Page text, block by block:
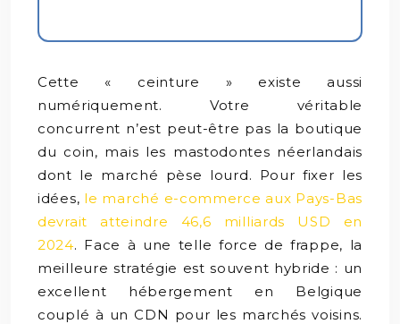
Cette « ceinture » existe aussi
numériquement. Votre véritable
concurrent n’est peut-être pas la boutique
du coin, mais les mastodontes néerlandais
dont le marché pèse lourd. Pour fixer les
idées, le marché e-commerce aux Pays-Bas
devrait atteindre 46,6 milliards USD en
2024. Face à une telle force de frappe, la
meilleure stratégie est souvent hybride : un
excellent hébergement en Belgique
couplé à un CDN pour les marchés voisins.